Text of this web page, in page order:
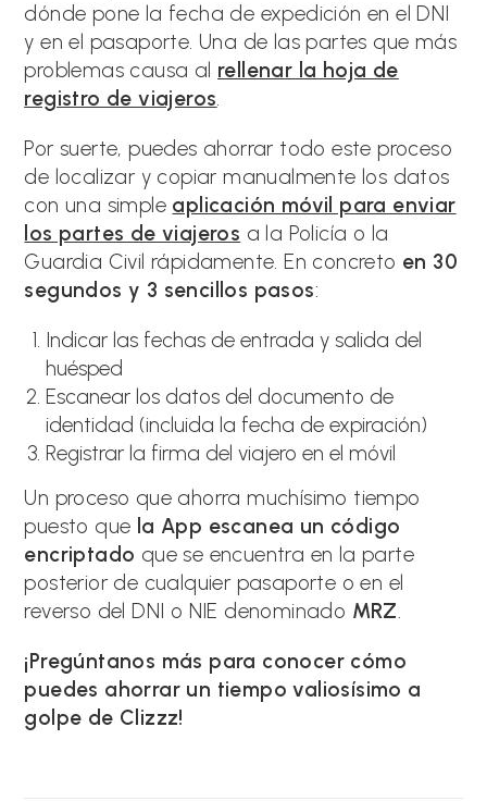
dónde pone la fecha de expedición en el DNI
y en el pasaporte. Una de las partes que más
problemas causa al rellenar la hoja de
registro de viajeros.
Por suerte, puedes ahorrar todo este proceso
de localizar y copiar manualmente los datos
con una simple aplicación móvil para enviar
los partes de viajeros a la Policía o la
Guardia Civil rápidamente. En concreto en 30
segundos y 3 sencillos pasos:
Indicar las fechas de entrada y salida del
huésped
Escanear los datos del documento de
identidad (incluida la fecha de expiración)
Registrar la firma del viajero en el móvil
Un proceso que ahorra muchísimo tiempo
puesto que la App escanea un código
encriptado que se encuentra en la parte
posterior de cualquier pasaporte o en el
reverso del DNI o NIE denominado MRZ.
¡Pregúntanos más para conocer cómo
puedes ahorrar un tiempo valiosísimo a
golpe de Clizzz!